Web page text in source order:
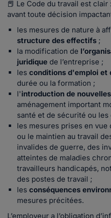
📕 Le Code du travail est clair
avant toute décision
les mesures de nature à
structure des effectifs ;
la modification de
juridique de l’entreprise ;
les conditions d'emploi et
durée ou la formation ;
l'introduction de
aménagement important
santé et de sécurité ou
les mesures prises en
ou le maintien au travail
invalides de guerre, des
atteintes de maladies
travailleurs handicapés,
des postes de travail ;
les conséquences
mesures précitées.
L’employeur a l’obligation